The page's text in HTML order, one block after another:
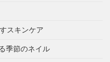
スキンケア
季節のネイル